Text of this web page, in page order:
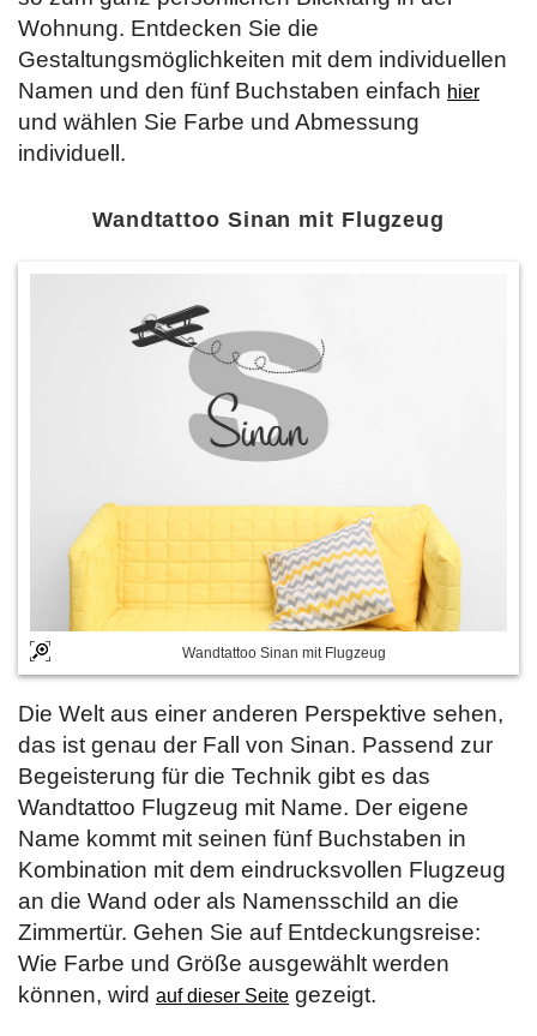
Wohnung. Entdecken Sie die
Gestaltungsmöglichkeiten mit dem individuellen
Namen und den fünf Buchstaben einfach hier
und wählen Sie Farbe und Abmessung
individuell.
Wandtattoo Sinan mit Flugzeug
Wandtattoo Sinan mit Flugzeug
Die Welt aus einer anderen Perspektive sehen,
das ist genau der Fall von Sinan. Passend zur
Begeisterung für die Technik gibt es das
Wandtattoo Flugzeug mit Name. Der eigene
Name kommt mit seinen fünf Buchstaben in
Kombination mit dem eindrucksvollen Flugzeug
an die Wand oder als Namensschild an die
Zimmertür. Gehen Sie auf Entdeckungsreise:
Wie Farbe und Größe ausgewählt werden
können, wird auf dieser Seite gezeigt.